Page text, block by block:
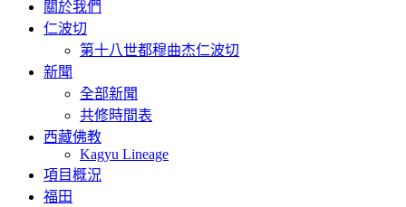
關於我們
仁波切
第十八世都穆曲杰仁波切
新聞
全部新聞
共修時間表
西藏佛教
Kagyu Lineage
項目概況
福田